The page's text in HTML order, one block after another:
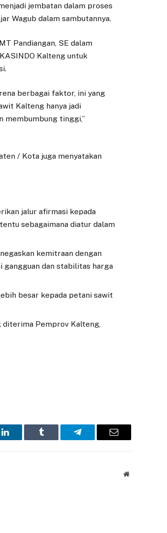
jembatan dalam proses
Wagub dalam sambutannya.
Pandiangan, SE dalam
Kalteng untuk
berbagai faktor, ini yang
Kalteng hanya jadi
membumbung tinggi,”
/ Kota juga menyatakan
jalur afirmasi kepada
sebagaimana diatur dalam
kemitraan dengan
dan stabilitas harga
besar kepada petani sawit
diterima Pemprov Kalteng,
LinkedIn Tumblr Telegram Email
Website